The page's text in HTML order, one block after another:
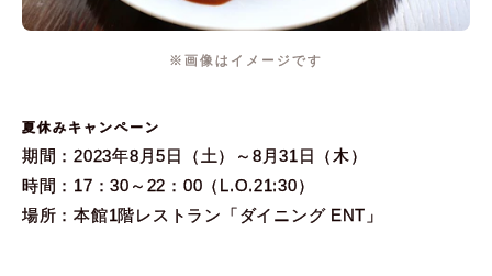
※画像はイメージです
夏休みキャンペーン
期間：2023年8月5日（土）～8月31日（木）
時間：17：30～22：00（L.O.21:30）
場所：本館1階レストラン「ダイニング ENT」